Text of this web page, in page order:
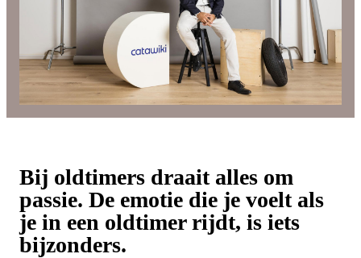
Bij oldtimers draait alles om
passie. De emotie die je voelt als
je in een oldtimer rijdt, is iets
bijzonders.